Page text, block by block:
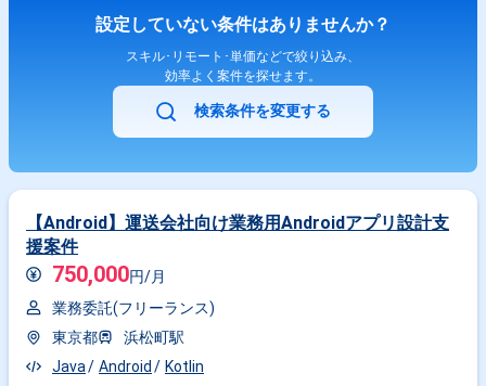
設定していない条件はありませんか？
スキル･リモート･単価などで絞り込み、
効率よく案件を探せます。
検索条件を変更する
【Android】運送会社向け業務用Androidアプリ設計支
援案件
750,000円/月
業務委託(フリーランス)
東京都
浜松町駅
Java
Android
Kotlin